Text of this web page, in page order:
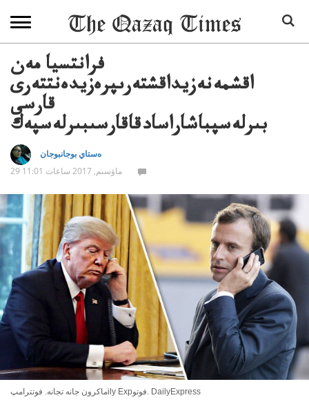
فرانتسيا مەن
اقشمەنەزيداقشتەرىپرەزيدەنتتەرى
قارسى
بىرلەسپباشاراسادقاقارسىبىرلەسپەك
ەستاي بوجانبوجان
29 ماۋسىم, 2017 ساعات 11:01
ماكرون جانە تجانە. فوتترامپily Expفوتو. DailyExpress